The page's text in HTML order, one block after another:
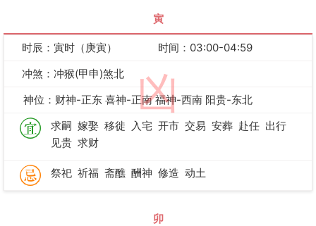
寅
凶
时辰：寅时（庚寅）
时间：03:00-04:59
冲煞：冲猴(甲申)煞北
神位：财神-正东 喜神-正南 福神-西南 阳贵-东北
求嗣 嫁娶 移徙 入宅 开市 交易 安葬 赴任 出行
见贵 求财
祭祀 祈福 斋醮 酬神 修造 动土
卯